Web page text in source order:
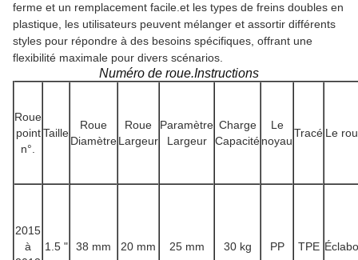
ferme et un remplacement facile.et les types de freins doubles en
plastique, les utilisateurs peuvent mélanger et assortir différents
styles pour répondre à des besoins spécifiques, offrant une
flexibilité maximale pour divers scénarios.
Numéro de roue.Instructions
Roue
point
n°.
Taille
Roue
Diamètre
Roue
Largeur
Paramètre
Largeur
Charge
Capacité
Le
noyau
Tracé Le
2015
à
1.5 " 38 mm 20 mm 25 mm 30 kg PP TPE